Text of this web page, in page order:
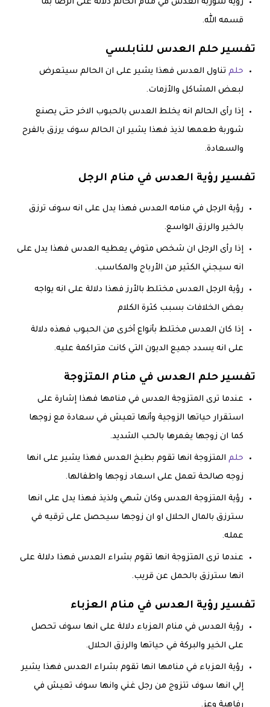
رؤية شوربة العدس في منام الحالم دلالة على الرضا بما
قسمه الله.
تفسير حلم العدس للنابلسي
حلم تناول العدس فهذا يشير على ان الحالم سيتعرض
لبعض المشاكل والأزمات.
إذا رأى الحالم انه يخلط العدس بالحبوب الاخر حتى يصنع
شوربة طعمها لذيذ فهذا يشير ان الحالم سوف يرزق بالفرح
والسعادة.
تفسير رؤية العدس في منام الرجل
رؤية الرجل في منامه العدس فهذا يدل على انه سوف ترزق
بالخير والرزق الواسع.
إذا رأى الرجل ان شخص متوفي يعطيه العدس فهذا يدل على
انه سيجني الكثير من الأرباح والمكاسب.
رؤية الرجل العدس مختلط بالأرز فهذا دلالة على انه يواجه
بعض الخلافات بسبب كثرة الكلام
إذا كان العدس مختلط بأنواع أخرى من الحبوب فهذه دلالة
على انه يسدد جميع الديون التي كانت متراكمة عليه.
تفسير حلم العدس في منام المتزوجة
عندما ترى المتزوجة العدس في منامها فهذا إشارة على
استقرار حياتها الزوجية وأنها تعيش في سعادة مع زوجها
كما ان زوجها يغمرها بالحب الشديد.
حلم المتزوجة انها تقوم بطبخ العدس فهذا يشير على انها
زوجه صالحة تعمل على اسعاد زوجها واطفالها.
رؤية المتزوجة العدس وكان شهي ولذيذ فهذا يدل على انها
سترزق بالمال الحلال او ان زوجها سيحصل على ترقيه في
عمله.
عندما ترى المتزوجة انها تقوم بشراء العدس فهذا دلالة على
انها سترزق بالحمل عن قريب.
تفسير رؤية العدس في منام العزباء
رؤية العدس في منام العزباء دلالة على انها سوف تحصل
على الخير والبركة في حياتها والرزق الحلال.
رؤية العزباء في منامها انها تقوم بشراء العدس فهذا يشير
إلي انها سوف تتزوج من رجل غني وانها سوف تعيش في
رفاهية وعز.